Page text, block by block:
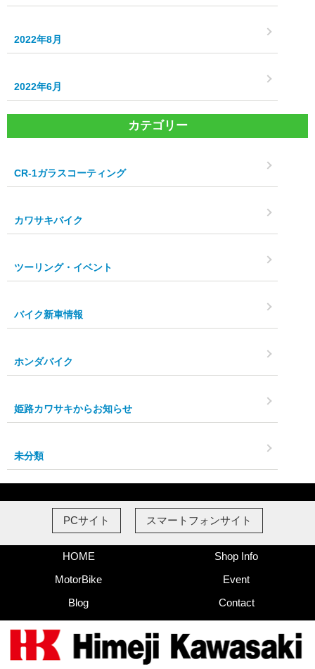
2022年8月
2022年6月
カテゴリー
CR-1ガラスコーティング
カワサキバイク
ツーリング・イベント
バイク新車情報
ホンダバイク
姫路カワサキからお知らせ
未分類
PCサイト スマートフォンサイト
HOME
Shop Info
MotorBike
Event
Blog
Contact